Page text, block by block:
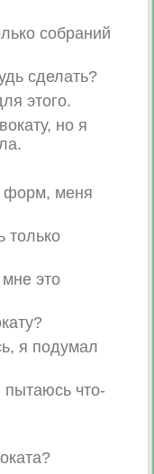
собраний
сделать?
этого.
но я
форм, меня
только
это
я подумал
пытаюсь что-